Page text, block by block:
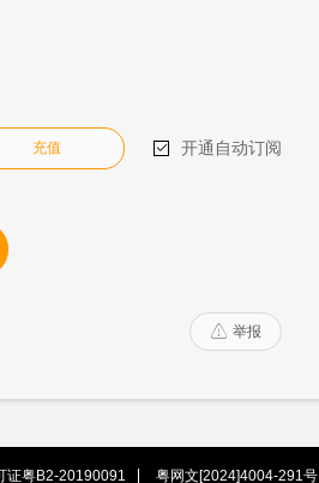
充值  开通自动订阅
 举报
证粤B2-20190091 粤网文[2024]4004-291号